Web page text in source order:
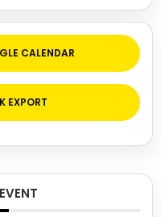
CALENDAR
EXPORT